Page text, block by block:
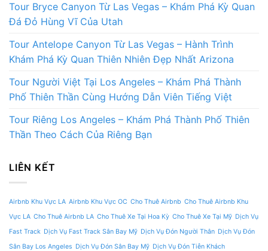
Tour Bryce Canyon Từ Las Vegas – Khám Phá Kỳ Quan
Đá Đỏ Hùng Vĩ Của Utah
Tour Antelope Canyon Từ Las Vegas – Hành Trình
Khám Phá Kỳ Quan Thiên Nhiên Đẹp Nhất Arizona
Tour Người Việt Tại Los Angeles – Khám Phá Thành
Phố Thiên Thần Cùng Hướng Dẫn Viên Tiếng Việt
Tour Riêng Los Angeles – Khám Phá Thành Phố Thiên
Thần Theo Cách Của Riêng Bạn
LIÊN KẾT
Airbnb Khu Vực LA Airbnb Khu Vực OC Cho Thuê Airbnb Cho Thuê Airbnb Khu
Vực LA Cho Thuê Airbnb LA Cho Thuê Xe Tại Hoa Kỳ Cho Thuê Xe Tại Mỹ Dịch Vụ
Fast Track Dịch Vụ Fast Track Sân Bay Mỹ Dịch Vụ Đón Người Thân Dịch Vụ Đón
Sân Bay Los Angeles Dịch Vụ Đón Sân Bay Mỹ Dịch Vụ Đón Tiễn Khách